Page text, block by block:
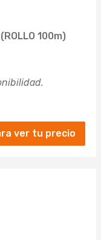
100m)
ver tu precio